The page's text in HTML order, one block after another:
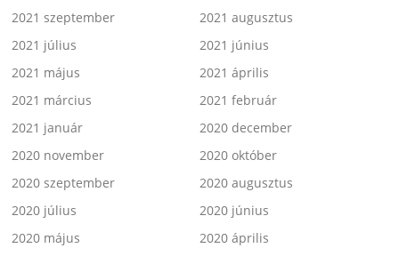
2021 szeptember
2021 augusztus
2021 július
2021 június
2021 május
2021 április
2021 március
2021 február
2021 január
2020 december
2020 november
2020 október
2020 szeptember
2020 augusztus
2020 július
2020 június
2020 május
2020 április